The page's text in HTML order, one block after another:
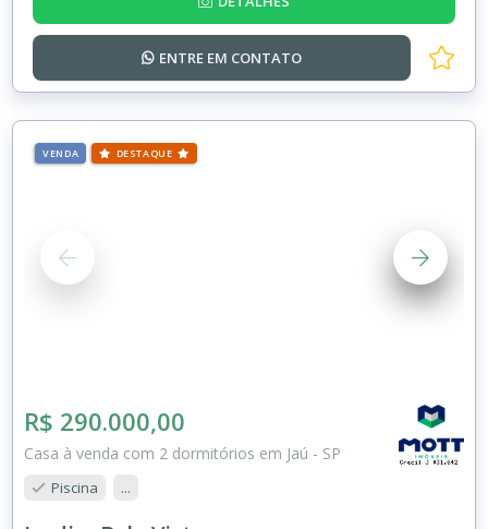
ENTRE EM CONTATO
VENDA DESTAQUE
R$ 290.000,00
Casa à venda com 2 dormitórios em Jaú - SP
Piscina ...